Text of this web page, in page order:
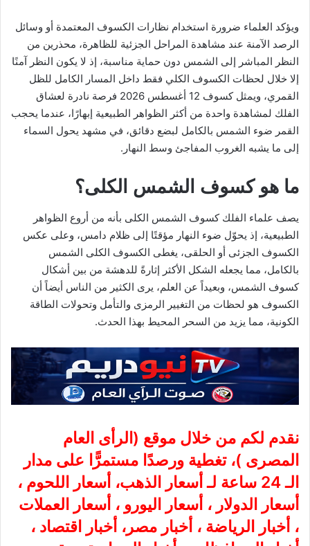
ويؤكد العلماء ضرورة استخدام نظارات الكسوف المعتمدة أو وسائل
الرصد الآمنة عند مشاهدة المراحل الجزئية للظاهرة، محذرين من
النظر المباشر إلى الشمس دون حماية مناسبة، إذ لا يكون النظر آمنًا
إلا خلال لحظات الكسوف الكلي فقط داخل المسار الكامل للظل
القمري، ويمثل كسوف 12 أغسطس 2026 فرصة نادرة لعشاق
الفلك لمشاهدة واحدة من أكثر الظواهر الطبيعية إبهارًا، عندما يحجب
القمر ضوء الشمس بالكامل لبضع دقائق، في مشهد يحول السماء
إلى ما يشبه الغروب المفاجئ وسط النهار.
ما هو كسوف الشمس الكلى؟
يصف علماء الفلك كسوف الشمس الكلى بأنه من أروع الظواهر
الطبيعية، إذ يحوّل ضوء النهار مؤقتًا إلى ظلام دامس، وعلى عكس
الكسوف الجزئى أو الحلقى، يغطى الكسوف الكلى الشمس
بالكامل، مما يجعله الشكل الأكثر إثارةً للدهشة من بين أشكال
كسوف الشمس، وبعيداً عن العلم، يرى الكثير من الناس أيضاً أن
الكسوف هو لحظات من التغيير الرمزى والتأمل وتحولات الطاقة
الكونية، مما يزيد من السحر المحيط بهذا الحدث.
نقدم لكم من خلال موقع ( الرأى العام
المصرى )، تغطية ورصدًا مستمرًّا على مدار
الـ 24 ساعة لـ أسعار الذهب، أسعار اللحوم ،
أسعار الدولار ، أسعار اليورو ، أسعار العملات
، أخبار الرياضة ، أخبار مصر، أخبار اقتصاد ،